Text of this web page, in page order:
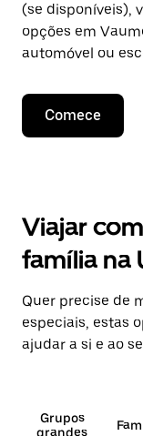
(se disponíveis),
opções em
automóvel ou
Comece
Viajar
família na
Quer precise de
especiais, estas
ajudar a si e ao
Grupos
grandes